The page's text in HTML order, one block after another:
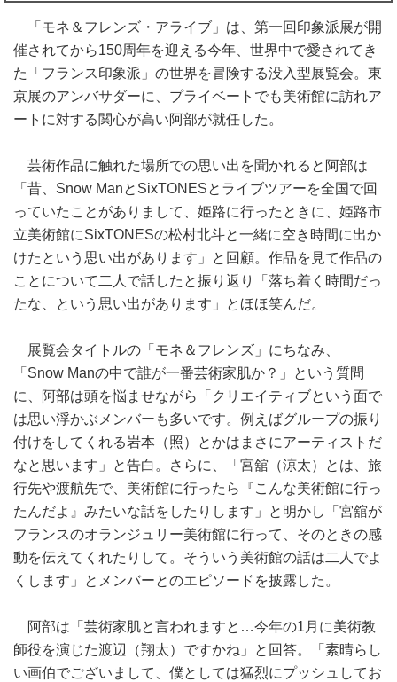
「モネ＆フレンズ・アライブ」は、第一回印象派展が開
催されてから150周年を迎える今年、世界中で愛されてき
た「フランス印象派」の世界を冒険する没入型展覧会。東
京展のアンバサダーに、プライベートでも美術館に訪れア
ートに対する関心が高い阿部が就任した。
芸術作品に触れた場所での思い出を聞かれると阿部は
「昔、Snow ManとSixTONESとライブツアーを全国で回
っていたことがありまして、姫路に行ったときに、姫路市
立美術館にSixTONESの松村北斗と一緒に空き時間に出か
けたという思い出があります」と回顧。作品を見て作品の
ことについて二人で話したと振り返り「落ち着く時間だっ
たな、という思い出があります」とほほ笑んだ。
展覧会タイトルの「モネ＆フレンズ」にちなみ、
「Snow Manの中で誰が一番芸術家肌か？」という質問
に、阿部は頭を悩ませながら「クリエイティブという面で
は思い浮かぶメンバーも多いです。例えばグループの振り
付けをしてくれる岩本（照）とかはまさにアーティストだ
なと思います」と告白。さらに、「宮舘（涼太）とは、旅
行先や渡航先で、美術館に行ったら『こんな美術館に行っ
たんだよ』みたいな話をしたりします」と明かし「宮舘が
フランスのオランジュリー美術館に行って、そのときの感
動を伝えてくれたりして。そういう美術館の話は二人でよ
くします」とメンバーとのエピソードを披露した。
阿部は「芸術家肌と言われますと…今年の1月に美術教
師役を演じた渡辺（翔太）ですかね」と回答。「素晴らし
い画伯でございまして、僕としては猛烈にプッシュしてお